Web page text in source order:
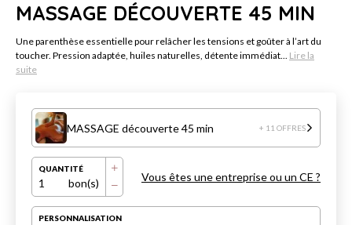
MASSAGE DÉCOUVERTE 45 MIN
Une parenthèse essentielle pour relâcher les tensions et goûter à l’art du
toucher. Pression adaptée, huiles naturelles, détente immédiat... Lire la
suite
MASSAGE découverte 45 min + 11 OFFRES
QUANTITÉ
1 bon(s) Vous êtes une entreprise ou un CE ?
PERSONNALISATION